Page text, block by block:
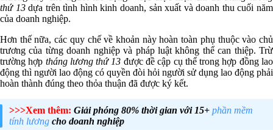
thứ 13dựa trên tình hình kinh doanh, sản xuất và doanh thu cuối năm
của doanh nghiệp.
Hơn thế nữa, các quy chế về khoản này hoàn toàn phụ thuộc vào chủ
trương của từng doanh nghiệp và pháp luật không thể can thiệp. Trừ
trường hợp tháng lương thứ 13 được đề cập cụ thể trong hợp đồng lao
động thì người lao động có quyền đòi hỏi người sử dụng lao động phải
hoàn thành đúng theo thỏa thuận đã được ký kết.
>>>Xem thêm: Giải phóng 80% thời gian với 15+ phần mềm
tính lương cho doanh nghiệp